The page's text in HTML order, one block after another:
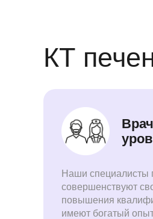
КТ
Наши специалисты
совершенствуют
повышения
имеют богатый